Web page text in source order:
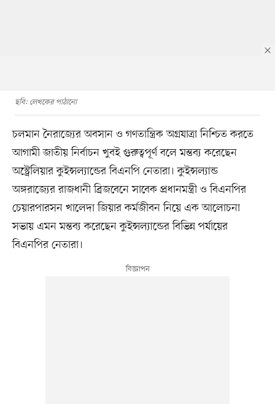
ছবি: লেখকের পাঠানো
চলমান নৈরাজ্যের অবসান ও গণতান্ত্রিক অগ্রযাত্রা নিশ্চিত করতে
আগামী জাতীয় নির্বাচন খুবই গুরুত্বপূর্ণ বলে মন্তব্য করেছেন
অস্ট্রেলিয়ার কুইন্সল্যান্ডের বিএনপি নেতারা। কুইন্সল্যান্ড
অঙ্গরাজ্যের রাজধানী ব্রিজবেনে সাবেক প্রধানমন্ত্রী ও বিএনপির
চেয়ারপারসন খালেদা জিয়ার কর্মজীবন নিয়ে এক আলোচনা
সভায় এমন মন্তব্য করেছেন কুইন্সল্যান্ডের বিভিন্ন পর্যায়ের
বিএনপির নেতারা।